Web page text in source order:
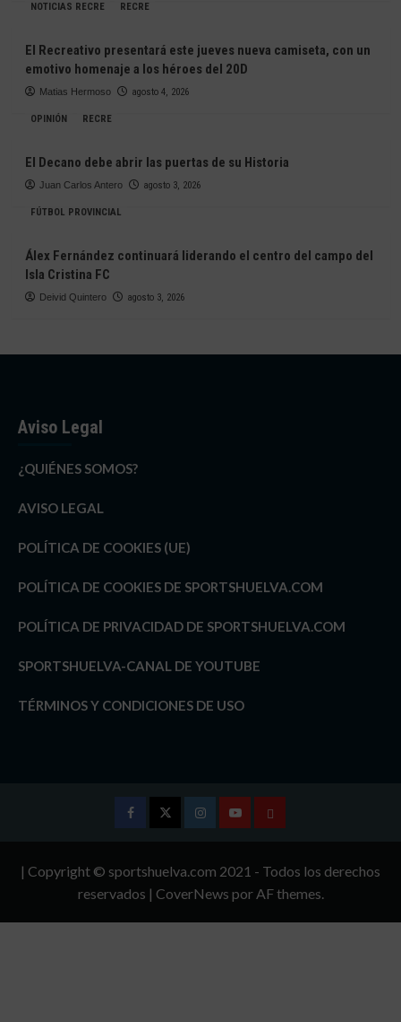
NOTICIAS RECRE RECRE
El Recreativo presentará este jueves nueva camiseta, con un
emotivo homenaje a los héroes del 20D
Matias Hermoso agosto 4, 2026
OPINIÓN RECRE
El Decano debe abrir las puertas de su Historia
Juan Carlos Antero agosto 3, 2026
FÚTBOL PROVINCIAL
Álex Fernández continuará liderando el centro del campo del
Isla Cristina FC
Deivid Quintero agosto 3, 2026
Aviso Legal
¿QUIÉNES SOMOS?
AVISO LEGAL
POLÍTICA DE COOKIES (UE)
POLÍTICA DE COOKIES DE SPORTSHUELVA.COM
POLÍTICA DE PRIVACIDAD DE SPORTSHUELVA.COM
SPORTSHUELVA-CANAL DE YOUTUBE
TÉRMINOS Y CONDICIONES DE USO
InstagramYoutubeTÉRMINOS
CONDICIONES
| Copyright © sportshuelva.com 2021 - Todos los derechos
reservados | CoverNews por AF themes.